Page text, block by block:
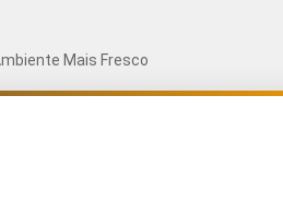
Mais Fresco